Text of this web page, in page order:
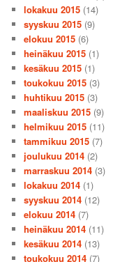
lokakuu 2015 (14)
syyskuu 2015 (9)
elokuu 2015 (6)
heinäkuu 2015 (1)
kesäkuu 2015 (1)
toukokuu 2015 (3)
huhtikuu 2015 (3)
maaliskuu 2015 (9)
helmikuu 2015 (11)
tammikuu 2015 (7)
joulukuu 2014 (2)
marraskuu 2014 (3)
lokakuu 2014 (1)
syyskuu 2014 (12)
elokuu 2014 (7)
heinäkuu 2014 (11)
kesäkuu 2014 (13)
toukokuu 2014 (7)